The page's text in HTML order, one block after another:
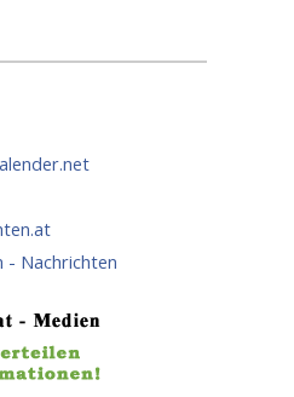
- Nachrichten